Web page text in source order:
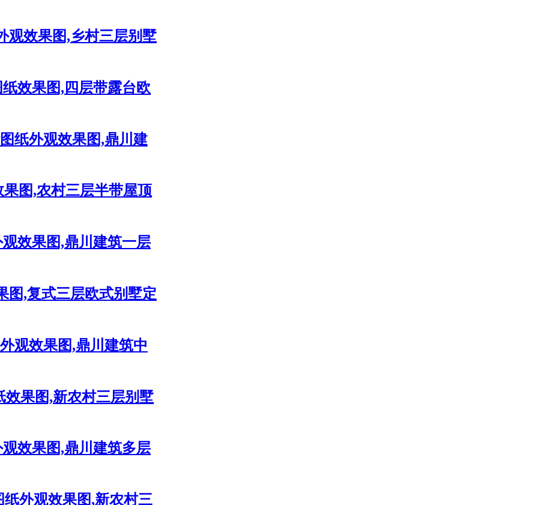
观效果图,乡村三层别墅
效果图,四层带露台欧
纸外观效果图,鼎川建
图,农村三层半带屋顶
效果图,鼎川建筑一层
图,复式三层欧式别墅定
观效果图,鼎川建筑中
果图,新农村三层别墅
效果图,鼎川建筑多层
外观效果图,新农村三